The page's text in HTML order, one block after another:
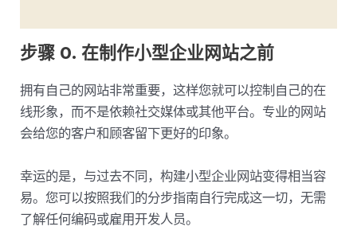
步骤 0. 在制作小型企业网站之前
拥有自己的网站非常重要，这样您就可以控制自己的在
线形象，而不是依赖社交媒体或其他平台。专业的网站
会给您的客户和顾客留下更好的印象。
幸运的是，与过去不同，构建小型企业网站变得相当容
易。您可以按照我们的分步指南自行完成这一切，无需
了解任何编码或雇用开发人员。